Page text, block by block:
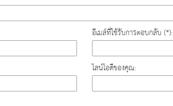
อีเมล์ที่ใช้รับการตอบกลับ (*):
ไลน์ไอดีของคุณ: